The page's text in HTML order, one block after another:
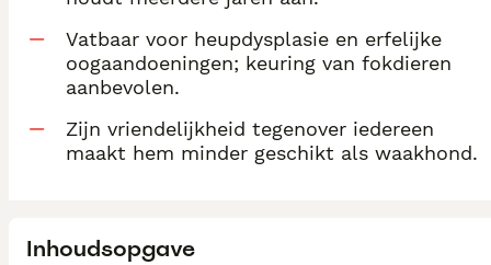
Vatbaar voor heupdysplasie en erfelijke
oogaandoeningen; keuring van fokdieren
aanbevolen.
Zijn vriendelijkheid tegenover iedereen
maakt hem minder geschikt als waakhond.
Inhoudsopgave